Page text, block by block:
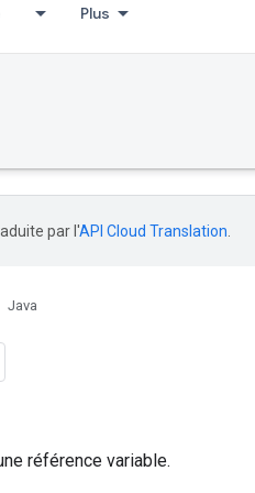
Plus
par l'API Cloud Translation
Java
référence variable.